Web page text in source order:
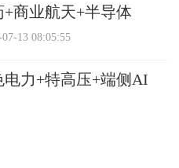
商业航天+半导体
13 08:05:55
力+特高压+端侧AI